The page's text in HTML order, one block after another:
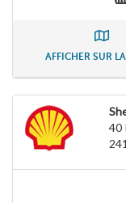
AFFICHER SUR
40